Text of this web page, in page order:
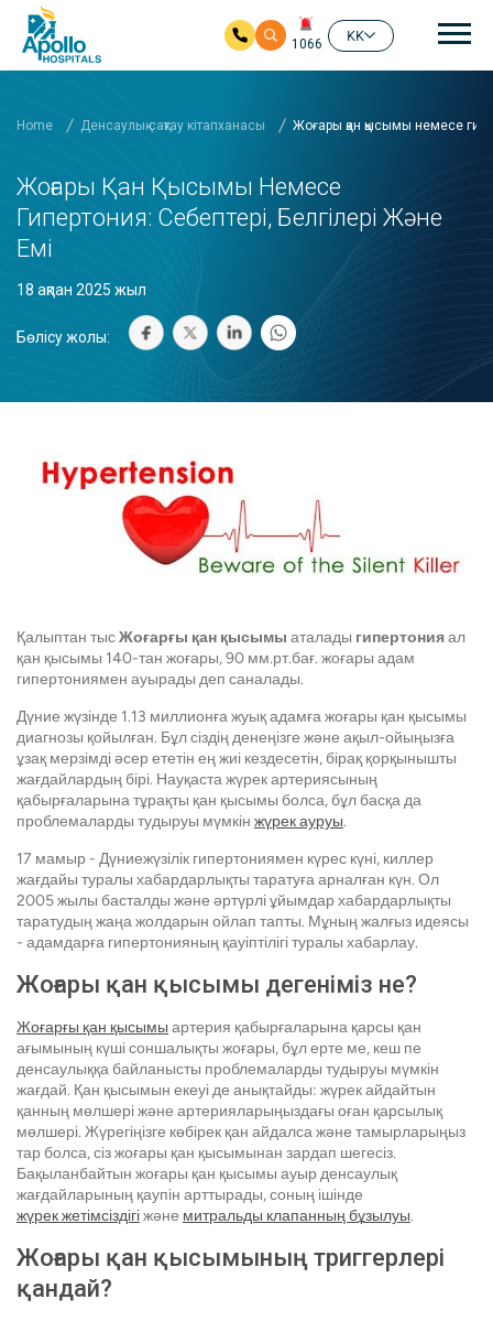
1066
KK
Home Денсаулық сақтау кітапханасы Жоғары қан қысымы немесе
Жоғары Қан Қысымы Немесе
Гипертония: Себептері, Белгілері Және
Емі
18 ақпан 2025 жыл
Бөлісу жолы:
Қалыптан тысЖоғарғы қан қысымы аталады гипертонияал
қан қысымы 140-тан жоғары, 90 мм.рт.бағ. жоғары адам
гипертониямен ауырады деп саналады.
Дүние жүзінде 1.13 миллионға жуық адамға жоғары қан қысымы
диагнозы қойылған. Бұл сіздің денеңізге және ақыл-ойыңызға
ұзақ мерзімді әсер ететін ең жиі кездесетін, бірақ қорқынышты
жағдайлардың бірі. Науқаста жүрек артериясының
қабырғаларына тұрақты қан қысымы болса, бұл басқа да
проблемаларды тудыруы мүмкін жүрек ауруы.
17 мамыр - Дүниежүзілік гипертониямен күрес күні, киллер
жағдайы туралы хабардарлықты таратуға арналған күн. Ол
2005 жылы басталды және әртүрлі ұйымдар хабардарлықты
таратудың жаңа жолдарын ойлап тапты. Мұның жалғыз идеясы
- адамдарға гипертонияның қауіптілігі туралы хабарлау.
Жоғары қан қысымы дегеніміз не?
Жоғарғы қан қысымы артерия қабырғаларына қарсы қан
ағымының күші соншалықты жоғары, бұл ерте ме, кеш пе
денсаулыққа байланысты проблемаларды тудыруы мүмкін
жағдай. Қан қысымын екеуі де анықтайды: жүрек айдайтын
қанның мөлшері және артерияларыңыздағы оған қарсылық
мөлшері. Жүрегіңізге көбірек қан айдалса және тамырларыңыз
тар болса, сіз жоғары қан қысымынан зардап шегесіз.
Бақыланбайтын жоғары қан қысымы ауыр денсаулық
жағдайларының қаупін арттырады, соның ішінде
жүрек жетімсіздігіжәне митральды клапанның бұзылуы.
Жоғары қан қысымының триггерлері
қандай?